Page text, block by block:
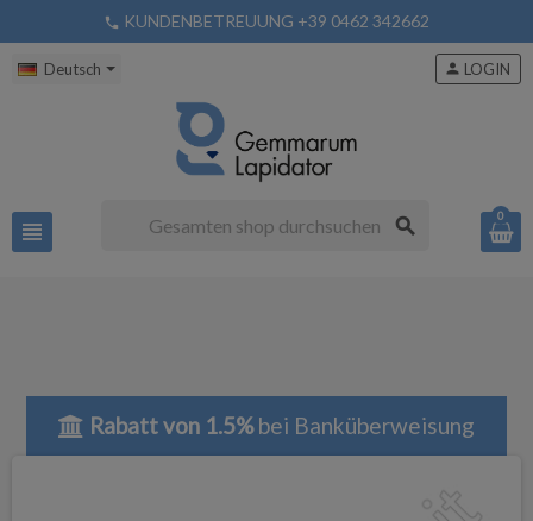
phone KUNDENBETREUUNG +39 0462 342662
Deutsch
view_headline search
person LOGIN
0
Rabatt von 1.5%bei Banküberweisung